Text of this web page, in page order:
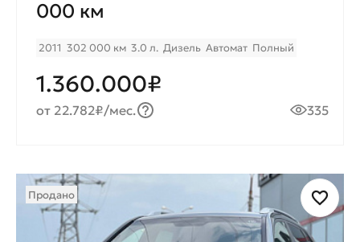
000 км
2011 302 000 км 3.0 л. Дизель Автомат Полный
1.360.000₽
от 22.782₽/мес. 335
Продано